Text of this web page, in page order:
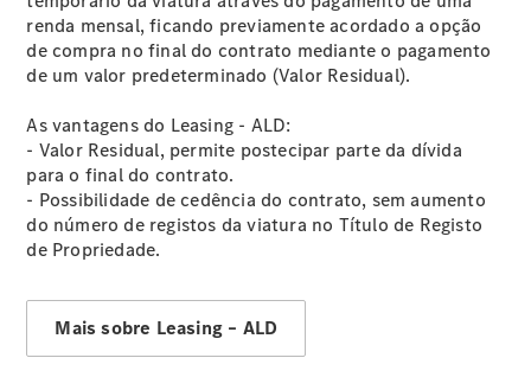
renda mensal, ficando previamente acordado a opção
de compra no final do contrato mediante o pagamento
de um valor predeterminado (Valor Residual).
As vantagens do Leasing - ALD:
- Valor Residual, permite postecipar parte da dívida
para o final do contrato.
- Possibilidade de cedência do contrato, sem aumento
do número de registos da viatura no Título de Registo
de Propriedade.
Mais sobre Leasing – ALD